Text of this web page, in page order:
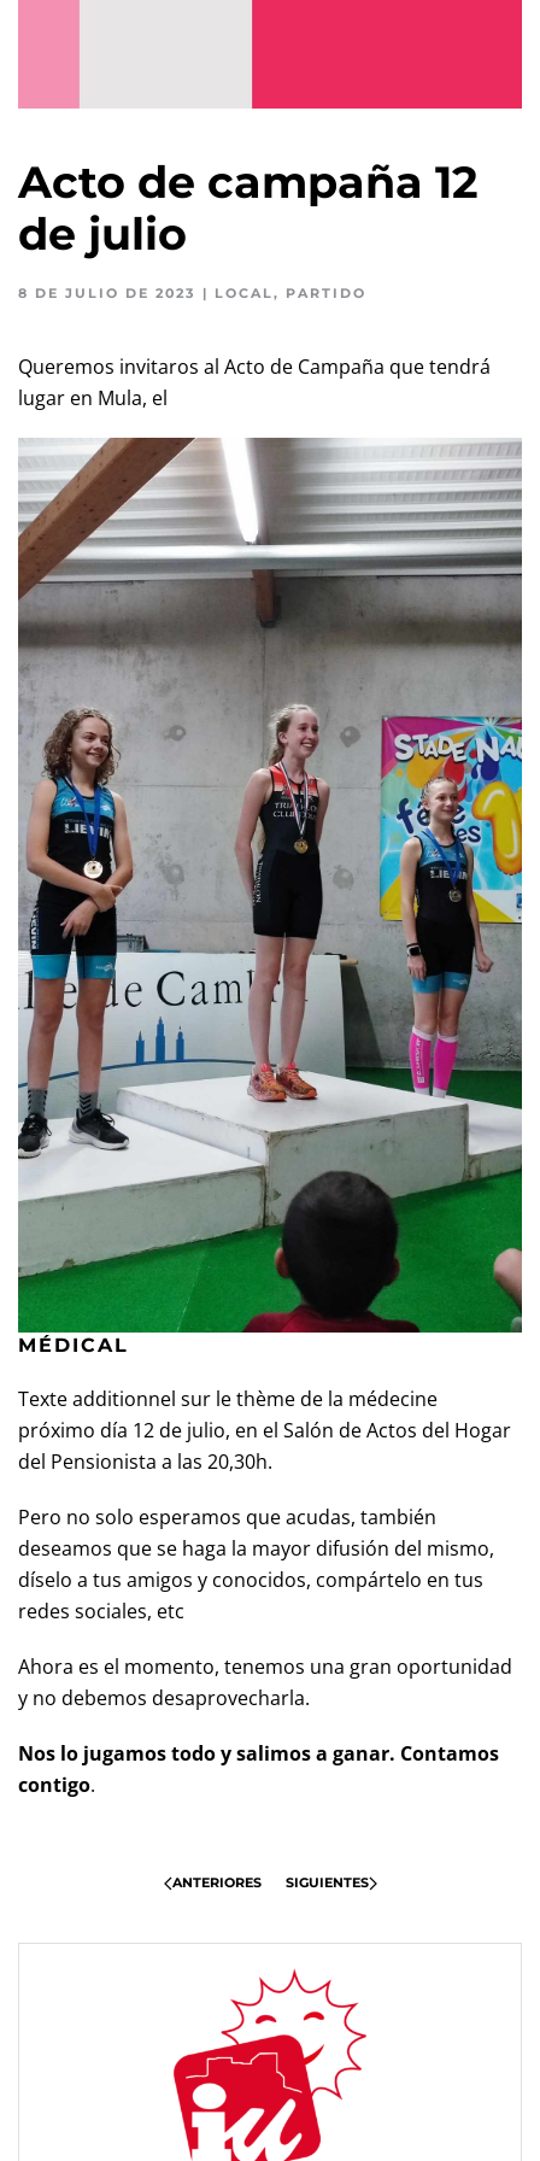
Acto de campaña 12
de julio
8 DE JULIO DE 2023 | LOCAL, PARTIDO
Queremos invitaros al Acto de Campaña que tendrá
lugar en Mula, el
MÉDICAL
Texte additionnel sur le thème de la médecine
próximo día 12 de julio, en el Salón de Actos del Hogar
del Pensionista a las 20,30h.
Pero no solo esperamos que acudas, también
deseamos que se haga la mayor difusión del mismo,
díselo a tus amigos y conocidos, compártelo en tus
redes sociales, etc
Ahora es el momento, tenemos una gran oportunidad
y no debemos desaprovecharla.
Nos lo jugamos todo y salimos a ganar. Contamos
contigo.
ANTERIORES SIGUIENTES